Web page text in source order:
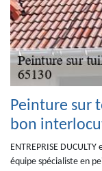
Peinture sur
bon
ENTREPRISE
équipe spécialiste en